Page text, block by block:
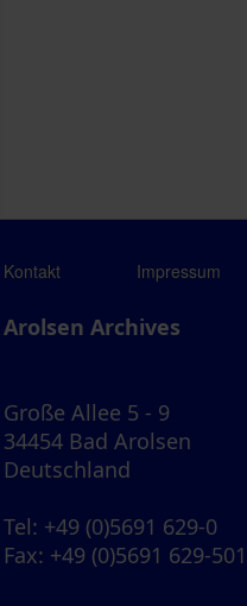
Kontakt Impressum
Arolsen Archives
Große Allee 5 - 9
34454 Bad Arolsen
Deutschland
Tel: +49 (0)5691 629-0
Fax: +49 (0)5691 629-501